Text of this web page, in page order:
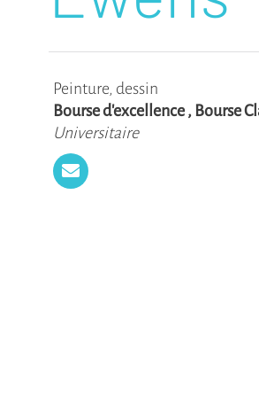
Peinture, dessin
Bourse d'excellence , Bourse
Universitaire